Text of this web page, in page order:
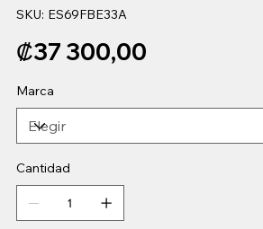
SKU: SKU
ES69FBE33A
ES69FBE33A
Precio
₡37 300,00
Marca
Cantidad